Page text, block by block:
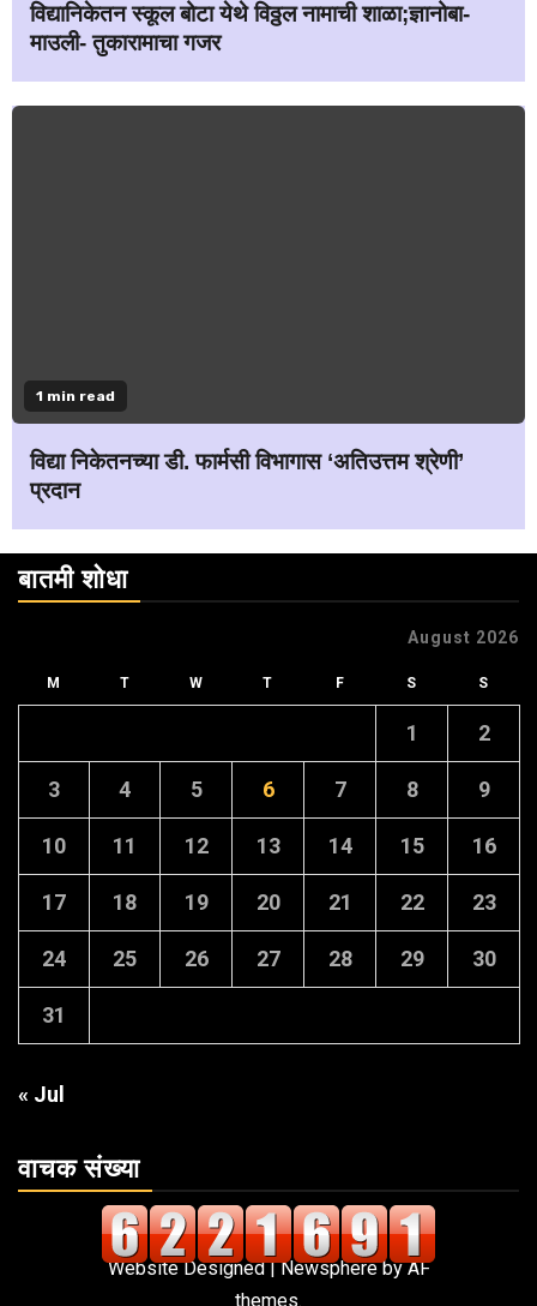
विद्यानिकेतन स्कूल बोटा येथे विठ्ठल नामाची शाळा;ज्ञानोबा-
माउली- तुकारामाचा गजर
1 min read
विद्या निकेतनच्या डी. फार्मसी विभागास ‘अतिउत्तम श्रेणी’
प्रदान
बातमी शोधा
August 2026
M T W T F S S
1 2
3 4 5 6 7 8 9
10 11 12 13 14 15 16
17 18 19 20 21 22 23
24 25 26 27 28 29 30
31
« Jul
वाचक संख्या
Website Designed|Newsphereby AF
themes.